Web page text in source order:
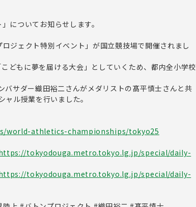
についてお知らせします。
ジェクト特別イベント」が国立競技場で開催されまし
どもに夢を届ける大会」としていくため、都内全小学校
バサダー織田裕二さんがメダリストの髙平慎士さんと共
ル授業を行いました。
athletics-championships/tokyo25
tokyodouga.metro.tokyo.lg.jp/special/daily-
tokyodouga.metro.tokyo.lg.jp/special/daily-